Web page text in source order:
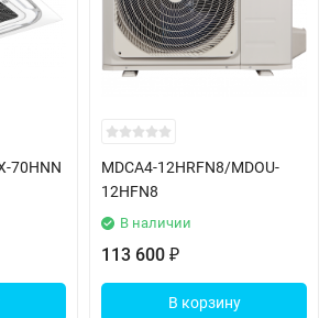
70HNN
MDCA4-12HRFN8/MDOU-
12HFN8
В наличии
113 600 ₽
В корзину